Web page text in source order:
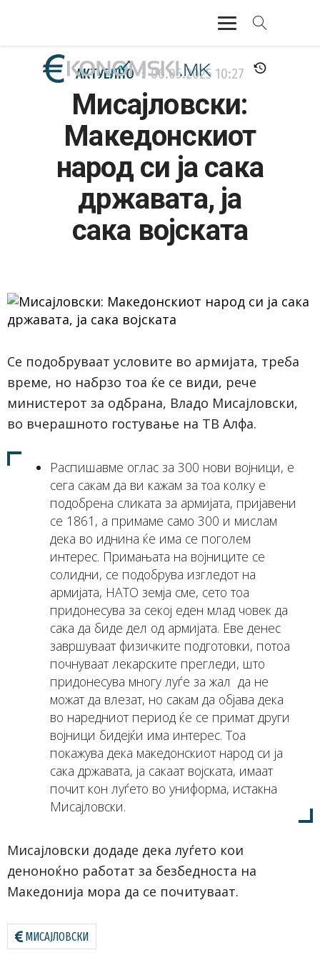
АКТУЕЛНО
ЕКОНОМИЈА
ФИНАНСИИ
БАНКАРСТВО
ЖИВОТ
АКТУЕЛНО 06.05.2025 10:27
Мисајловски:
Македонскиот
народ си ја сака
државата, ја
сака војската
Се подобруваат условите во армијата, треба
време, но набрзо тоа ќе се види, рече
министерот за одбрана, Владо Мисајловски,
во вчерашното гостување на ТВ Алфа.
Распишавме оглас за 300 нови војници, е
сега сакам да ви кажам за тоа колку е
подобрена сликата за армијата, пријавени
се 1861, а примаме само 300 и мислам
дека во иднина ќе има се поголем
интерес. Примањата на војниците се
солидни, се подобрува изгледот на
армијата, НАТО земја сме, сето тоа
придонесува за секој еден млад човек да
сака да биде дел од армијата. Еве денес
завршуваат физичките подготовки, потоа
почнуваат лекарските прегледи, што
придонесува многу луѓе за жал да не
можат да влезат, но сакам да објава дека
во наредниот период ќе се примат други
војници бидејќи има интерес. Тоа
покажува дека македонскиот народ си ја
сака државата, ја сакаат војската, имаат
почит кон луѓето во униформа, истакна
Мисајловски.
Мисајловски додаде дека луѓето кои
деноноќно работат за безбедноста на
Македонија мора да се почитуваат.
МИСАЈЛОВСКИ